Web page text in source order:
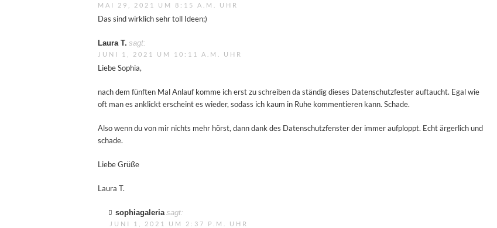
MAI 29, 2021 UM 8:15 A.M. UHR
Das sind wirklich sehr toll Ideen;)
Laura T. sagt:
JUNI 1, 2021 UM 10:11 A.M. UHR
Liebe Sophia,
nach dem fünften Mal Anlauf komme ich erst zu schreiben da ständig dieses Datenschutzfester auftaucht. Egal wie
oft man es anklickt erscheint es wieder, sodass ich kaum in Ruhe kommentieren kann. Schade.
Also wenn du von mir nichts mehr hörst, dann dank des Datenschutzfenster der immer aufploppt. Echt ärgerlich und
schade.
Liebe Grüße
Laura T.
sophiagaleria sagt:
JUNI 1, 2021 UM 2:37 P.M. UHR